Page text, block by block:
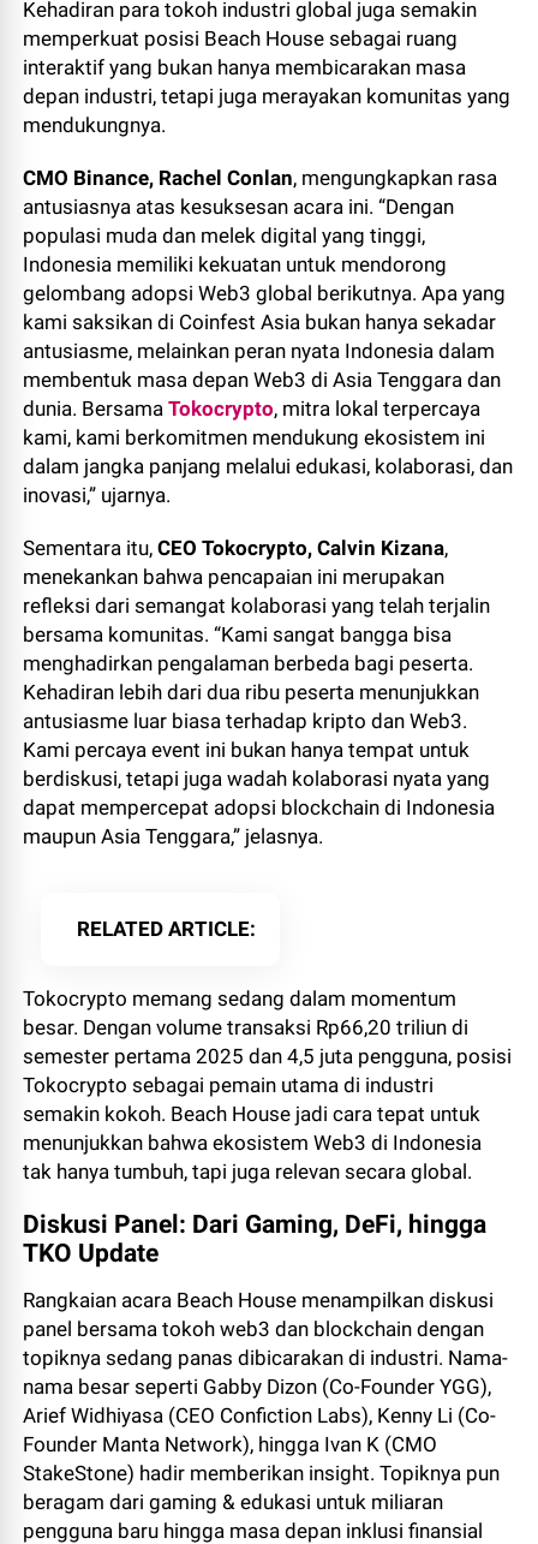
Kehadiran para tokoh industri global juga semakin
memperkuat posisi Beach House sebagai ruang
interaktif yang bukan hanya membicarakan masa
depan industri, tetapi juga merayakan komunitas yang
mendukungnya.
CMO Binance, Rachel Conlan, mengungkapkan rasa
antusiasnya atas kesuksesan acara ini. “Dengan
populasi muda dan melek digital yang tinggi,
Indonesia memiliki kekuatan untuk mendorong
gelombang adopsi Web3 global berikutnya. Apa yang
kami saksikan di Coinfest Asia bukan hanya sekadar
antusiasme, melainkan peran nyata Indonesia dalam
membentuk masa depan Web3 di Asia Tenggara dan
dunia. BersamaTokocrypto, mitra lokal terpercaya
kami, kami berkomitmen mendukung ekosistem ini
dalam jangka panjang melalui edukasi, kolaborasi, dan
inovasi,” ujarnya.
Sementara itu,CEO Tokocrypto, Calvin Kizana,
menekankan bahwa pencapaian ini merupakan
refleksi dari semangat kolaborasi yang telah terjalin
bersama komunitas. “Kami sangat bangga bisa
menghadirkan pengalaman berbeda bagi peserta.
Kehadiran lebih dari dua ribu peserta menunjukkan
antusiasme luar biasa terhadap kripto dan Web3.
Kami percaya event ini bukan hanya tempat untuk
berdiskusi, tetapi juga wadah kolaborasi nyata yang
dapat mempercepat adopsi blockchain di Indonesia
maupun Asia Tenggara,” jelasnya.
RELATED ARTICLE
Tokocrypto memang sedang dalam momentum
besar. Dengan volume transaksi Rp66,20 triliun di
semester pertama 2025 dan 4,5 juta pengguna, posisi
Tokocrypto sebagai pemain utama di industri
semakin kokoh. Beach House jadi cara tepat untuk
menunjukkan bahwa ekosistem Web3 di Indonesia
tak hanya tumbuh, tapi juga relevan secara global.
Diskusi Panel: Dari Gaming, DeFi, hingga
TKO Update
Rangkaian acara Beach House menampilkan diskusi
panel bersama tokoh web3 dan blockchain dengan
topiknya sedang panas dibicarakan di industri. Nama-
nama besar seperti Gabby Dizon (Co-Founder YGG),
Arief Widhiyasa (CEO Confiction Labs), Kenny Li (Co-
Founder Manta Network), hingga Ivan K (CMO
StakeStone) hadir memberikan insight. Topiknya pun
beragam dari gaming & edukasi untuk miliaran
pengguna baru hingga masa depan inklusi finansial